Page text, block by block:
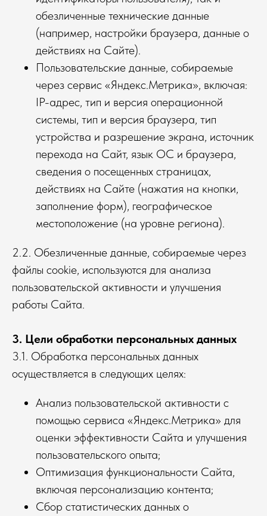
обезличенные технические данные
(например, настройки браузера, данные о
действиях на Сайте).
Пользовательские данные, собираемые
через сервис «Яндекс.Метрика», включая:
IP-адрес, тип и версия операционной
системы, тип и версия браузера, тип
устройства и разрешение экрана, источник
перехода на Сайт, язык ОС и браузера,
сведения о посещенных страницах,
действиях на Сайте (нажатия на кнопки,
заполнение форм), географическое
местоположение (на уровне региона).
2.2. Обезличенные данные, собираемые через
файлы cookie, используются для анализа
пользовательской активности и улучшения
работы Сайта.
3. Цели обработки персональных данных
3.1. Обработка персональных данных
осуществляется в следующих целях:
Анализ пользовательской активности с
помощью сервиса «Яндекс.Метрика» для
оценки эффективности Сайта и улучшения
пользовательского опыта;
Оптимизация функциональности Сайта,
включая персонализацию контента;
Сбор статистических данных о